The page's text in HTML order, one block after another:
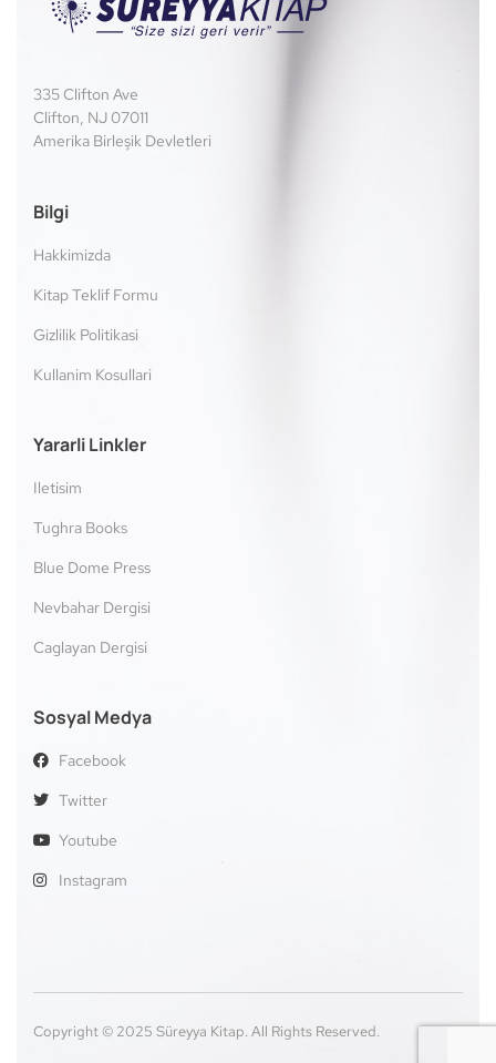
335 Clifton Ave
Clifton, NJ 07011
Amerika Birleşik Devletleri
Bilgi
Hakkimizda
Kitap Teklif Formu
Gizlilik Politikasi
Kullanim Kosullari
Yararli Linkler
Iletisim
Tughra Books
Blue Dome Press
Nevbahar Dergisi
Caglayan Dergisi
Sosyal Medya
Facebook
Twitter
Youtube
Instagram
Copyright © 2025 Süreyya Kitap. All Rights Reserved.